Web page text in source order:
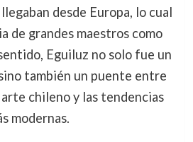
desde Europa, lo cual
de grandes maestros como
Eguiluz no solo fue un
también un puente entre
chileno y las tendencias
modernas.